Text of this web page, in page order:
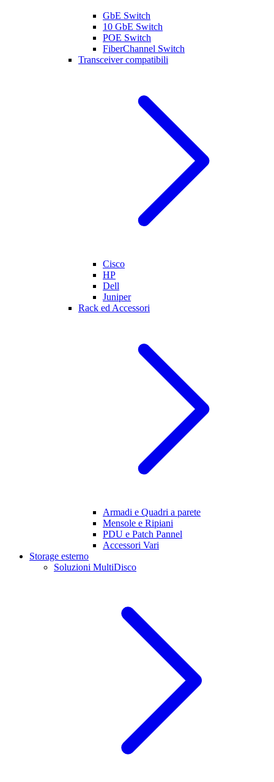
GbE Switch
10 GbE Switch
POE Switch
FiberChannel Switch
Transceiver compatibili
Cisco
HP
Dell
Juniper
Rack ed Accessori
Armadi e Quadri a parete
Mensole e Ripiani
PDU e Patch Pannel
Accessori Vari
Storage esterno
Soluzioni MultiDisco